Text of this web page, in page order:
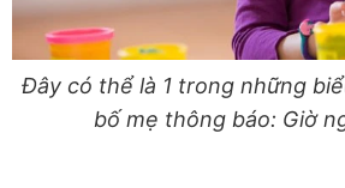
Đây có thể là 1 trong những
bố mẹ thông báo: Giờ